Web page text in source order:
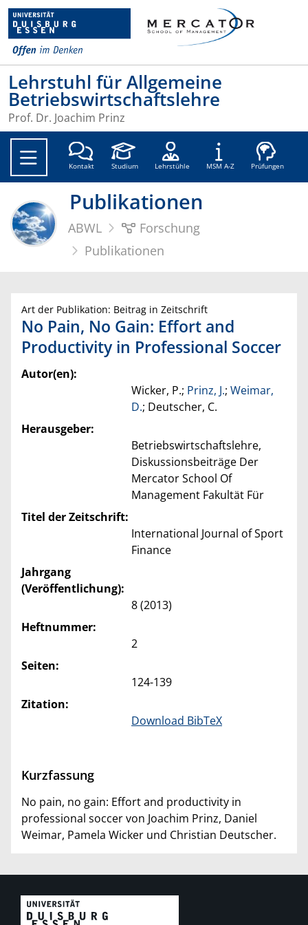
Lehrstuhl für Allgemeine
Betriebswirtschaftslehre
Prof. Dr. Joachim Prinz
Kontakt Studium Lehrstühle MSM A-Z Prüfungen
Publikationen
ABWL
Forschung
Publikationen
Art der Publikation: Beitrag in Zeitschrift
No Pain, No Gain: Effort and
Productivity in Professional Soccer
Autor(en):
Wicker, P.; Prinz, J.; Weimar,
D.; Deutscher, C.
Herausgeber:
Betriebswirtschaftslehre,
Diskussionsbeiträge Der
Mercator School Of
Management Fakultät Für
Titel der Zeitschrift:
International Journal of Sport
Finance
Jahrgang
(Veröffentlichung):
8 (2013)
Heftnummer:
2
Seiten:
124-139
Zitation:
Download BibTeX
Kurzfassung
No pain, no gain: Effort and productivity in
professional soccer von Joachim Prinz, Daniel
Weimar, Pamela Wicker und Christian Deutscher.